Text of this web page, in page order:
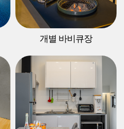
개별 바비큐장